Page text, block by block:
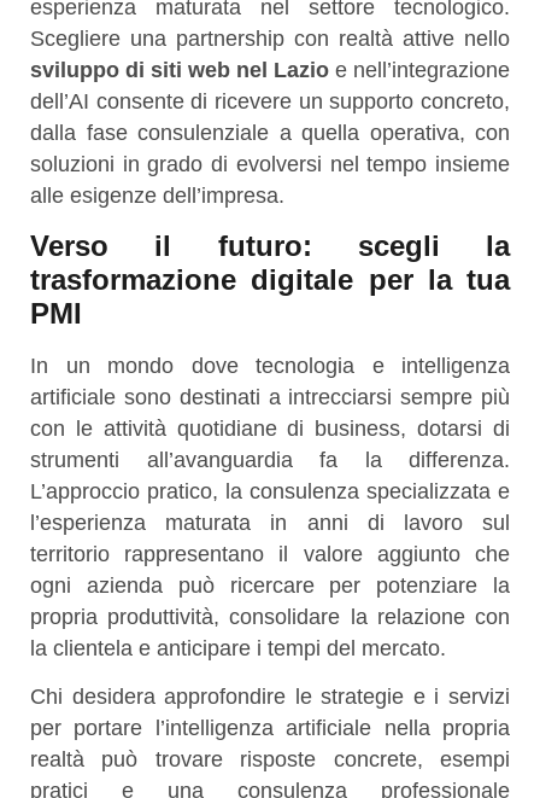
esperienza maturata nel settore tecnologico.
Scegliere una partnership con realtà attive nello
sviluppo di siti web nel Lazio e nell’integrazione
dell’AI consente di ricevere un supporto concreto,
dalla fase consulenziale a quella operativa, con
soluzioni in grado di evolversi nel tempo insieme
alle esigenze dell’impresa.
Verso il futuro: scegli la
trasformazione digitale per la tua
PMI
In un mondo dove tecnologia e intelligenza
artificiale sono destinati a intrecciarsi sempre più
con le attività quotidiane di business, dotarsi di
strumenti all’avanguardia fa la differenza.
L’approccio pratico, la consulenza specializzata e
l’esperienza maturata in anni di lavoro sul
territorio rappresentano il valore aggiunto che
ogni azienda può ricercare per potenziare la
propria produttività, consolidare la relazione con
la clientela e anticipare i tempi del mercato.
Chi desidera approfondire le strategie e i servizi
per portare l’intelligenza artificiale nella propria
realtà può trovare risposte concrete, esempi
pratici e una consulenza professionale